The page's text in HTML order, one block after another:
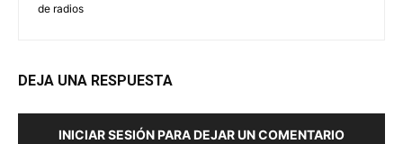
de radios
DEJA UNA RESPUESTA
INICIAR SESIÓN PARA DEJAR UN COMENTARIO